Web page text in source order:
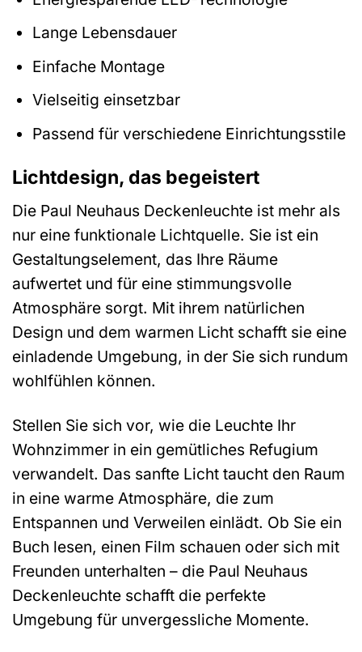
Lange Lebensdauer
Einfache Montage
Vielseitig einsetzbar
Passend für verschiedene Einrichtungsstile
Lichtdesign, das begeistert
Die Paul Neuhaus Deckenleuchte ist mehr als
nur eine funktionale Lichtquelle. Sie ist ein
Gestaltungselement, das Ihre Räume
aufwertet und für eine stimmungsvolle
Atmosphäre sorgt. Mit ihrem natürlichen
Design und dem warmen Licht schafft sie eine
einladende Umgebung, in der Sie sich rundum
wohlfühlen können.
Stellen Sie sich vor, wie die Leuchte Ihr
Wohnzimmer in ein gemütliches Refugium
verwandelt. Das sanfte Licht taucht den Raum
in eine warme Atmosphäre, die zum
Entspannen und Verweilen einlädt. Ob Sie ein
Buch lesen, einen Film schauen oder sich mit
Freunden unterhalten – die Paul Neuhaus
Deckenleuchte schafft die perfekte
Umgebung für unvergessliche Momente.